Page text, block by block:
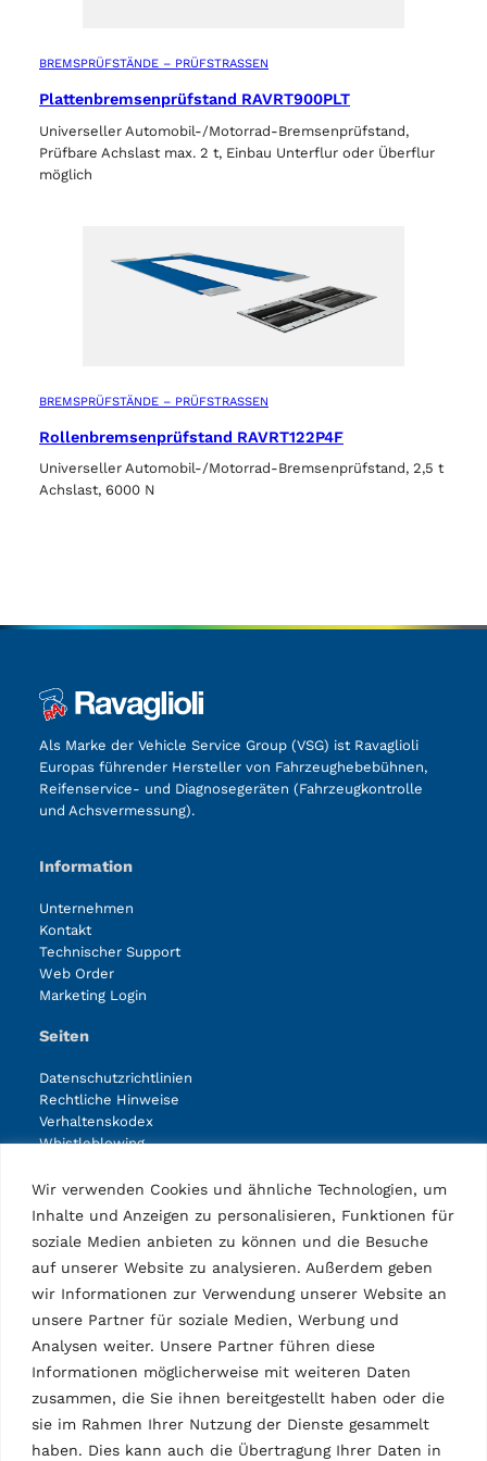
Wir verwenden Cookies und ähnliche Technologien, um
Inhalte und Anzeigen zu personalisieren, Funktionen für
soziale Medien anbieten zu können und die Besuche
auf unserer Website zu analysieren. Außerdem geben
wir Informationen zur Verwendung unserer Website an
unsere Partner für soziale Medien, Werbung und
Analysen weiter. Unsere Partner führen diese
Informationen möglicherweise mit weiteren Daten
zusammen, die Sie ihnen bereitgestellt haben oder die
sie im Rahmen Ihrer Nutzung der Dienste gesammelt
haben. Dies kann auch die Übertragung Ihrer Daten in
BREMSPRÜFSTÄNDE – PRÜFSTRASSEN
Plattenbremsenprüfstand RAVRT900PLT
Universeller Automobil-/Motorrad-Bremsenprüfstand,
Prüfbare Achslast max. 2 t, Einbau Unterflur oder Überflur
möglich
BREMSPRÜFSTÄNDE – PRÜFSTRASSEN
Rollenbremsenprüfstand RAVRT122P4F
Universeller Automobil-/Motorrad-Bremsenprüfstand, 2,5 t
Achslast, 6000 N
Als Marke der Vehicle Service Group (VSG) ist Ravaglioli
Europas führender Hersteller von Fahrzeughebebühnen,
Reifenservice- und Diagnosegeräten (Fahrzeugkontrolle
und Achsvermessung).
Information
Unternehmen
Kontakt
Technischer Support
Web Order
Marketing Login
Seiten
Datenschutzrichtlinien
Rechtliche Hinweise
Verhaltenskodex
Whistleblowing
Allgemeine Geschäftsbedingungen Einkauf
Allgemeine Geschäftsbedingungen Verkauf
Verhaltenskodex für Lieferanten
Transparenz in den Lieferketten
Verpackungsentsorgung
Produkte
Lifts
Wheel service
Diagnostic
Other products
Accessories lifts